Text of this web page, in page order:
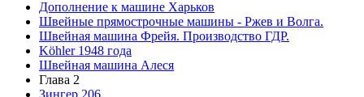
Дополнение к машине Харьков
Швейные прямострочные машины - Ржев и Волга.
Швейная машина Фрейя. Производство ГДР.
Köhler 1948 года
Швейная машина Алеся
Глава 2
Зингер 206